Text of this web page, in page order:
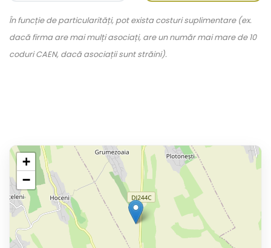
În funcție de particularități, pot exista costuri suplimentare (ex.
dacă firma are mai mulți asociați, are un număr mai mare de 10
coduri CAEN, dacă asociații sunt străini).
+
−